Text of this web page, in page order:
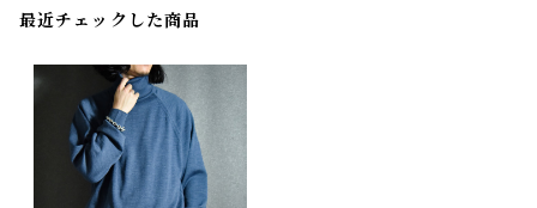
最近チェックした商品